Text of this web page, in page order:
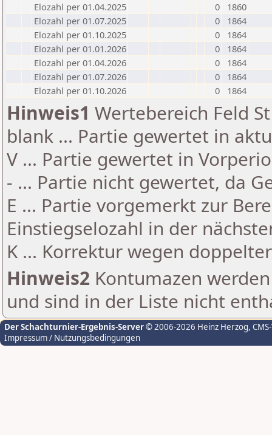
Elozahl per 01.04.2025
0
1860
Elozahl per 01.07.2025
0
1864
Elozahl per 01.10.2025
0
1864
Elozahl per 01.01.2026
0
1864
Elozahl per 01.04.2026
0
1864
Elozahl per 01.07.2026
0
1864
Elozahl per 01.10.2026
0 1864
Hinweis1 Wertebereich Feld
blank ... Partie gewertet in
V ... Partie gewertet in
- ... Partie nicht gewertet, da
E ... Partie vorgemerkt zur
Einstiegselozahl in der
K ... Korrektur wegen
Hinweis2 Kontumazen
und sind in der Liste nicht
Der Schachturnier-Ergebnis-Server© 2006-2026 Heinz Herzog,
Impressum / Nutzungsbedingungen